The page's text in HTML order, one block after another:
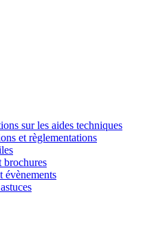
sur les aides techniques
et règlementations
brochures
évènements